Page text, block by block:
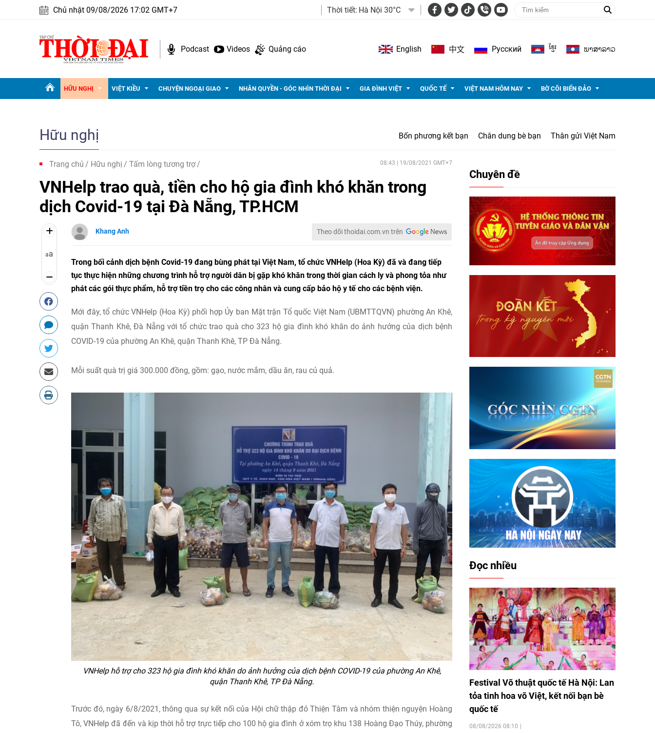
Chủ nhật 09/08/2026 17:02 GMT+7 Thời tiết: Hà Nội 30°C
Podcast Videos Quảng cáo English 中文 Pусский ខ្មែរ ພາ​ສາ​ລາວ
HỮU NGHỊ VIỆT KIỀU CHUYỆN NGOẠI GIAO NHÂN QUYỀN - GÓC NHÌN THỜI ĐẠI GIA ĐÌNH VIỆT QUỐC TẾ VIỆT NAM HÔM NAY BỜ CÕI BIỂN ĐẢO
Hữu nghị Bốn phương kết bạn Chân dung bè bạn Thân gửi Việt Nam
Trang chủ Hữu nghị Tấm lòng tương trợ 08:43 | 19/08/2021 GMT+7
VNHelp trao quà, tiền cho hộ gia đình khó khăn trong
dịch Covid-19 tại Đà Nẵng, TP.HCM
aa
Khang Anh Theo dõi thoidai.com.vn trên
Trong bối cảnh dịch bệnh Covid-19 đang bùng phát tại Việt Nam, tổ chức VNHelp (Hoa Kỳ) đã và đang tiếp
tục thực hiện những chương trình hỗ trợ người dân bị gặp khó khăn trong thời gian cách ly và phong tỏa như
phát các gói thực phẩm, hỗ trợ tiền trọ cho các công nhân và cung cấp bảo hộ y tế cho các bệnh viện.
Mới đây, tổ chức VNHelp (Hoa Kỳ) phối hợp Ủy ban Mặt trận Tổ quốc Việt Nam (UBMTTQVN) phường An Khê,
quận Thanh Khê, Đà Nẵng với tổ chức trao quà cho 323 hộ gia đình khó khăn do ảnh hưởng của dịch bệnh
COVID-19 của phường An Khê, quận Thanh Khê, TP Đà Nẵng.
Mỗi suất quà trị giá 300.000 đồng, gồm: gạo, nước mắm, dầu ăn, rau củ quả.
VNHelp hỗ trợ cho 323 hộ gia đình khó khăn do ảnh hưởng của dịch bệnh COVID-19 của phường An Khê,
quận Thanh Khê, TP Đà Nẵng.
Trước đó, ngày 6/8/2021, thông qua sự kết nối của Hội chữ thập đỏ Thiện Tâm và nhóm thiện nguyện Hoàng
Tô, VNHelp đã đến và kịp thời hỗ trợ trực tiếp cho 100 hộ gia đình ở xóm trọ khu 138 Hoàng Đạo Thúy, phường
Chuyên đề
Đọc nhiều
Festival Võ thuật quốc tế Hà Nội: Lan
tỏa tinh hoa võ Việt, kết nối bạn bè
quốc tế
08/08/2026 08:10